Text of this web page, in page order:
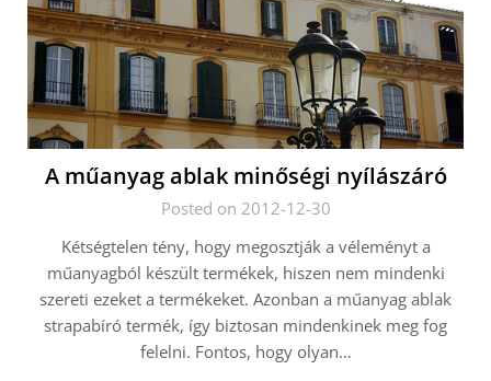
A műanyag ablak minőségi nyílászáró
Posted on 2012-12-30
Kétségtelen tény, hogy megosztják a véleményt a
műanyagból készült termékek, hiszen nem mindenki
szereti ezeket a termékeket. Azonban a műanyag ablak
strapabíró termék, így biztosan mindenkinek meg fog
felelni. Fontos, hogy olyan…